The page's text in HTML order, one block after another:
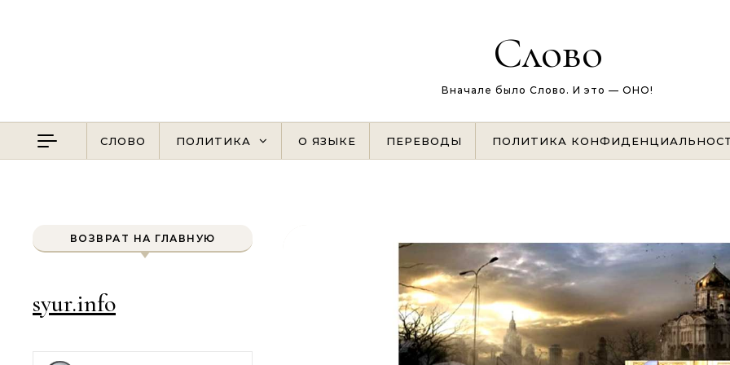
Слово
Вначале было Слово. И это — ОНО!
СЛОВО ПОЛИТИКА О ЯЗЫКЕ ПЕРЕВОДЫ ПОЛИТИКА
ВОЗВРАТ НА ГЛАВНУЮ
syur.info